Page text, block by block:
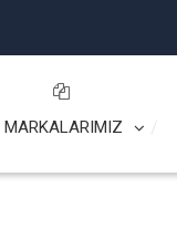
MARKALARIMIZ